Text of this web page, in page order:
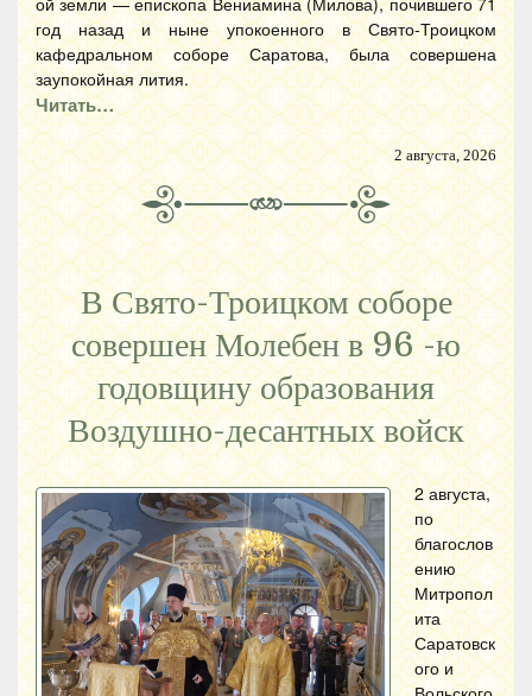
год назад и ныне упокоенного в Свято-Троицком
кафедральном соборе Саратова, была совершена
заупокойная лития.
Читать…
2 августа, 2026
В Свято-Троицком соборе
совершен Молебен в 96 -ю
годовщину образования
Воздушно-десантных войск
2 августа,
по
благослов
ению
Митропол
ита
Саратовск
ого и